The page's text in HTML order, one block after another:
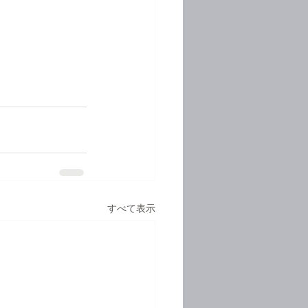
すべて表示